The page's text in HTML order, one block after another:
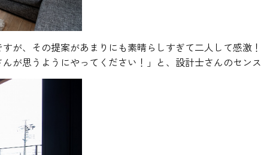
が、その提案があまりにも素晴らしすぎて二人して感激！
が思うようにやってください！」と、設計士さんのセン